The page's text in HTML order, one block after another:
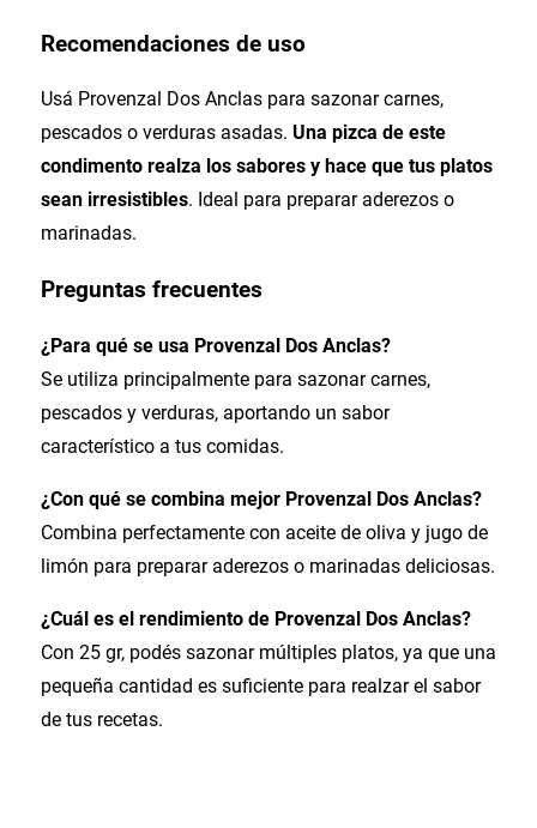
Recomendaciones de uso
Usá Provenzal Dos Anclas para sazonar carnes,
pescados o verduras asadas. Una pizca de este
condimento realza los sabores y hace que tus platos
sean irresistibles. Ideal para preparar aderezos o
marinadas.
Preguntas frecuentes
¿Para qué se usa Provenzal Dos Anclas?
Se utiliza principalmente para sazonar carnes,
pescados y verduras, aportando un sabor
característico a tus comidas.
¿Con qué se combina mejor Provenzal Dos Anclas?
Combina perfectamente con aceite de oliva y jugo de
limón para preparar aderezos o marinadas deliciosas.
¿Cuál es el rendimiento de Provenzal Dos Anclas?
Con 25 gr, podés sazonar múltiples platos, ya que una
pequeña cantidad es suficiente para realzar el sabor
de tus recetas.